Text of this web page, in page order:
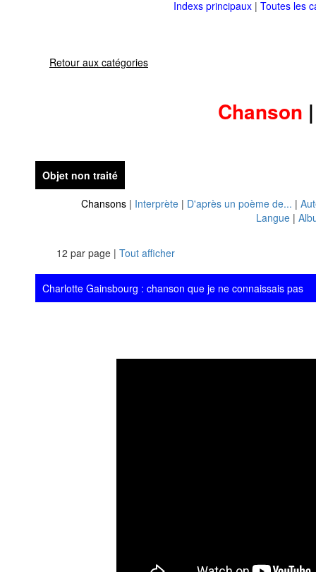
Indexs principaux | Toutes les
Retour aux catégories
Chanson
Objet non traité
Chansons | Interprète | D'après un poème de... |
Langue |
12 par page | Tout afficher
Charlotte Gainsbourg : chanson que je ne connaissais pas